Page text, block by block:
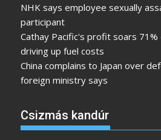
NHK says employee sexually
participant
Cathay Pacific's profit soars
driving up fuel costs
China complains to Japan over
foreign ministry says
Csizmás kandúr